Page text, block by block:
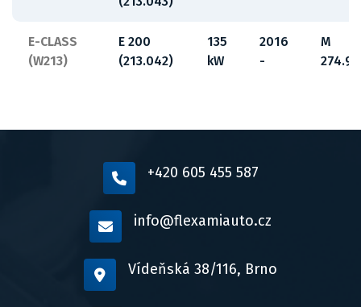
E-CLASS
(W213)
E 200
(213.042)
135
kW
2016
-
M
+420 605 455 587
info@flexamiauto.cz
Vídeňská 38/116, Brno